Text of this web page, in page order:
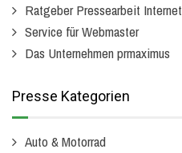
Ratgeber Pressearbeit Internet
Service für Webmaster
Das Unternehmen prmaximus
Presse Kategorien
Auto & Motorrad